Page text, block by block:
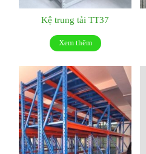
Kệ trung tải TT37
Xem thêm